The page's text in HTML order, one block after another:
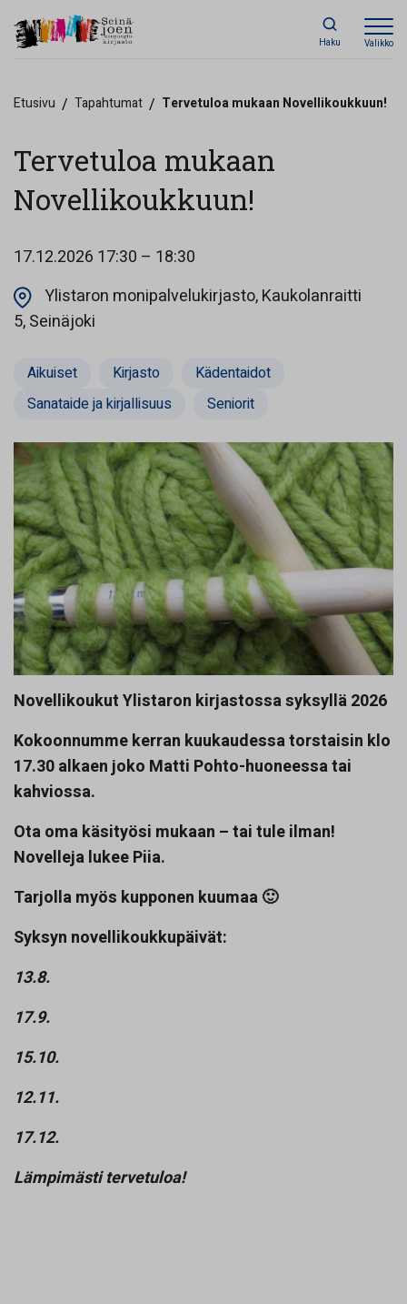
Haku Valikko
Etusivu / Tapahtumat / Tervetuloa mukaan Novellikoukkuun!
Tervetuloa mukaan
Novellikoukkuun!
17.12.2026 17:30 – 18:30
Ylistaron monipalvelukirjasto, Kaukolanraitti
5, Seinäjoki
Aikuiset Kirjasto
Kädentaidot
Sanataide ja kirjallisuus
Seniorit
Novellikoukut Ylistaron kirjastossa syksyllä 2026
Kokoonnumme kerran kuukaudessa torstaisin klo
17.30 alkaen joko Matti Pohto-huoneessa tai
kahviossa.
Ota oma käsityösi mukaan – tai tule ilman!
Novelleja lukee Piia.
Tarjolla myös kupponen kuumaa 🙂
Syksyn novellikoukkupäivät:
13.8.
17.9.
15.10.
12.11.
17.12.
Lämpimästi tervetuloa!